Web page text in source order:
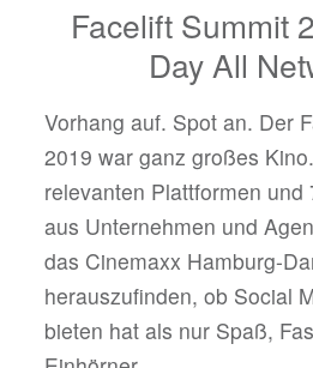
Facelift Summit
Day All
Vorhang auf. Spot an. Der
2019 war ganz großes
relevanten Plattformen und
aus Unternehmen und
das Cinemaxx Hamburg-
herauszufinden, ob Social
bieten hat als nur Spaß,